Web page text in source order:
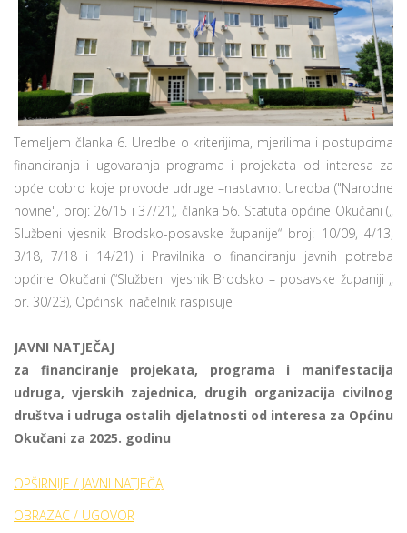
Temeljem članka 6. Uredbe o kriterijima, mjerilima i postupcima
financiranja i ugovaranja programa i projekata od interesa za
opće dobro koje provode udruge –nastavno: Uredba ("Narodne
novine", broj: 26/15 i 37/21), članka 56. Statuta općine Okučani („
Službeni vjesnik Brodsko-posavske županije“ broj: 10/09, 4/13,
3/18, 7/18 i 14/21) i Pravilnika o financiranju javnih potreba
općine Okučani (“Službeni vjesnik Brodsko – posavske županiji „
br. 30/23), Općinski načelnik raspisuje
JAVNI NATJEČAJ
za financiranje projekata, programa i manifestacija
udruga, vjerskih zajednica, drugih organizacija civilnog
društva i udruga ostalih djelatnosti od interesa za Općinu
Okučani za 2025. godinu
OPŠIRNIJE / JAVNI NATJEČAJ
OBRAZAC / UGOVOR